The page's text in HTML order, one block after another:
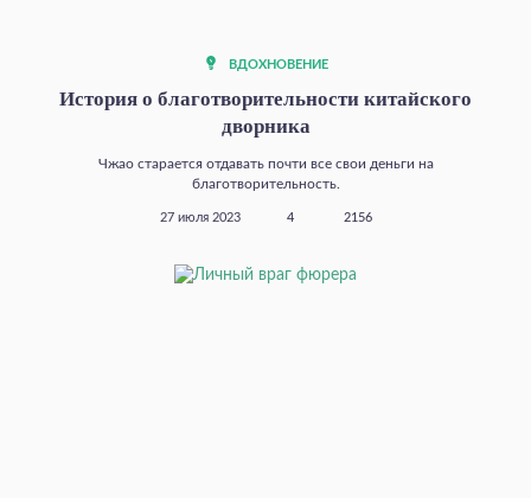
ВДОХНОВЕНИЕ
История о благотворительности китайского
дворника
Чжао старается отдавать почти все свои деньги на
благотворительность.
27 июля 2023 4 2156